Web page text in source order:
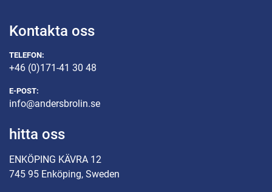
Kontakta oss
TELEFON:
+46 (0)171-41 30 48
E-POST:
info@andersbrolin.se
hitta oss
ENKÖPING KÄVRA 12
745 95 Enköping, Sweden